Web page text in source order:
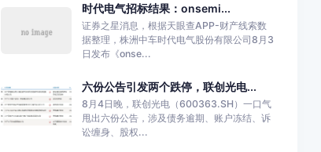
时代电气招标结果：onsemi...
证券之星消息，根据天眼查APP-财产线索数
据整理，株洲中车时代电气股份有限公司8月3
日发布《onse...
六份公告引发两个跌停，联创光电...
8月4日晚，联创光电（600363.SH）一口气
甩出六份公告，涉及债务逾期、账户冻结、诉
讼缠身、股权...